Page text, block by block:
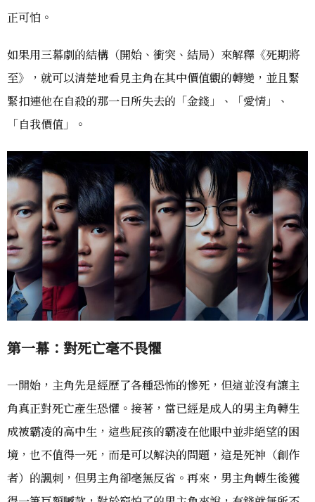
正可怕。
如果用三幕劇的結構（開始、衝突、結局）來解釋《死期將
至》，就可以清楚地看見主角在其中價值觀的轉變，並且緊
緊扣連他在自殺的那一日所失去的「金錢」、「愛情」、
「自我價值」。
第一幕：對死亡毫不畏懼
一開始，主角先是經歷了各種恐怖的慘死，但這並沒有讓主
角真正對死亡產生恐懼。接著，當已經是成人的男主角轉生
成被霸凌的高中生，這些屁孩的霸凌在他眼中並非絕望的困
境，也不值得一死，而是可以解決的問題，這是死神（創作
者）的諷刺，但男主角卻毫無反省。再來，男主角轉生後獲